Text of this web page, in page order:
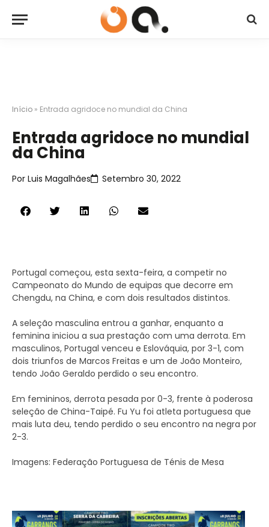
Início » Entrada agridoce no mundial da China
Entrada agridoce no mundial
da China
Por Luis Magalhães Setembro 30, 2022
Portugal começou, esta sexta-feira, a competir no
Campeonato do Mundo de equipas que decorre em
Chengdu, na China, e com dois resultados distintos.
A seleção masculina entrou a ganhar, enquanto a
feminina iniciou a sua prestação com uma derrota. Em
masculinos, Portugal venceu e Eslováquia, por 3-1, com
dois triunfos de Marcos Freitas e um de João Monteiro,
tendo João Geraldo perdido o seu encontro.
Em femininos, derrota pesada por 0-3, frente à poderosa
seleção de China-Taipé. Fu Yu foi atleta portuguesa que
mais luta deu, tendo perdido o seu encontro na negra por
2-3.
Imagens: Federação Portuguesa de Ténis de Mesa